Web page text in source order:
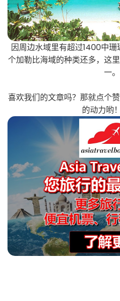
因周边水域里有超过1400中
个加勒比海域的种类还多，这
一。
喜欢我们的文章吗？那就点个
的动力哟